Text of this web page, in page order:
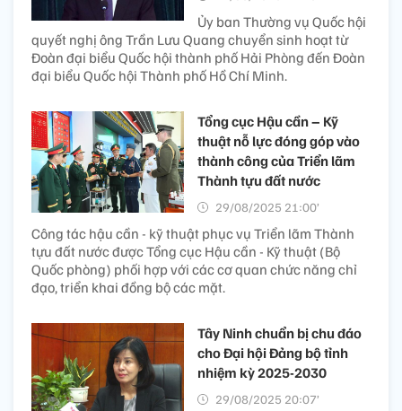
Ủy ban Thường vụ Quốc hội
quyết nghị ông Trần Lưu Quang chuyển sinh hoạt từ
Đoàn đại biểu Quốc hội thành phố Hải Phòng đến Đoàn
đại biểu Quốc hội Thành phố Hồ Chí Minh.
Tổng cục Hậu cần – Kỹ
thuật nỗ lực đóng góp vào
thành công của Triển lãm
Thành tựu đất nước
29/08/2025 21:00’
Công tác hậu cần - kỹ thuật phục vụ Triển lãm Thành
tựu đất nước được Tổng cục Hậu cần - Kỹ thuật (Bộ
Quốc phòng) phối hợp với các cơ quan chức năng chỉ
đạo, triển khai đồng bộ các mặt.
Tây Ninh chuẩn bị chu đáo
cho Đại hội Đảng bộ tỉnh
nhiệm kỳ 2025-2030
29/08/2025 20:07’